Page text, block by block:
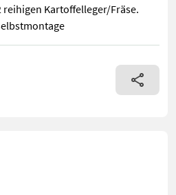
Kartoffelleger/Fräse.
Weitere Maschinenmerkmale: